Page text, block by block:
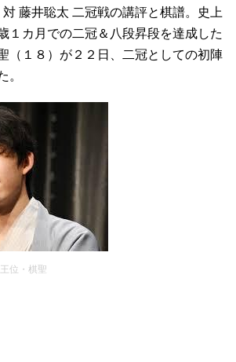
藤井聡太 二冠戦の講評と棋譜。史上
１カ月での二冠＆八段昇段を達成した
（１８）が２２日、二冠としての初陣
。
位・棋聖